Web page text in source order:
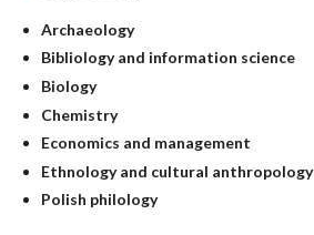
Archaeology
Bibliology and information science
Biology
Chemistry
Economics and management
Ethnology and cultural anthropology
Polish philology